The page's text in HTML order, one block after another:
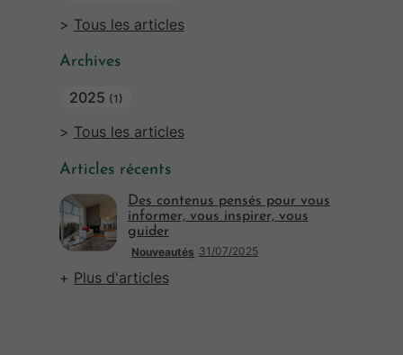
Tous les articles
Archives
2025 (1)
Tous les articles
Articles récents
Nouveautés 31/07/2025
Des contenus pensés pour vous
informer, vous inspirer, vous
guider
Plus d'articles